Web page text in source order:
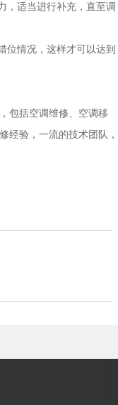
适当进行补充，直至调
情况，这样才可以达到
包括空调维修、空调移
经验，一流的技术团队，